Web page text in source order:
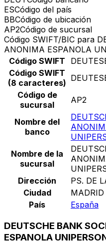
ESCódigo del país
BBCódigo de ubicación
AP2Código de sucursal
Código SWIFT/BIC para
ANONIMA ESPANOLA
Código SWIFT
Código SWIFT
(8 caracteres)
Código de
sucursal
AP2
Nombre del
banco
Nombre de la
sucursal
Dirección
PS. DE
Ciudad
MADRID
País
España
DEUTSCHE BANK
ESPANOLA